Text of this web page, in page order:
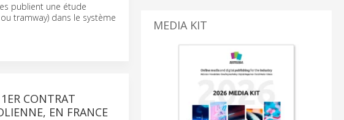
publient une étude
tramway) dans le système
CONTRAT
EN FRANCE
MEDIA KIT